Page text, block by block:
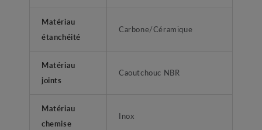
Matériau
étanchéité
Carbone/Céramique
Matériau
joints
Caoutchouc NBR
Matériau
chemise
Inox